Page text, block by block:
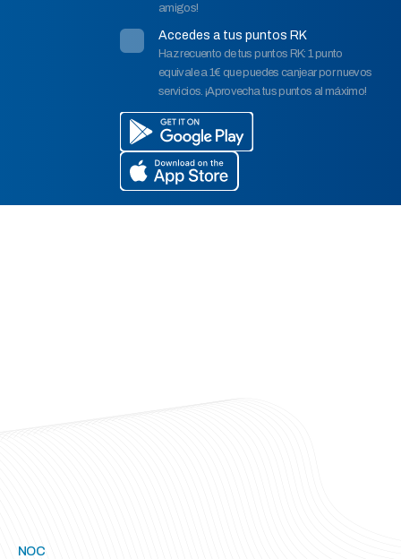
amigos!
Accedes a tus puntos RK
Haz recuento de tus puntos RK: 1 punto
equivale a 1€ que puedes canjear por nuevos
servicios. ¡Aprovecha tus puntos al máximo!
NOC